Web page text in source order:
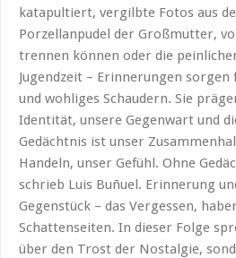
katapultiert, vergilbte Fotos aus
Porzellanpudel der Großmutter,
trennen können oder die
Jugendzeit – Erinnerungen
und wohliges Schaudern. Sie
Identität, unsere Gegenwart und
Gedächtnis ist unser
Handeln, unser Gefühl. Ohne
schrieb Luis Buñuel. Erinnerung
Gegenstück – das Vergessen,
Schattenseiten. In dieser Folge
über den Trost der Nostalgie,